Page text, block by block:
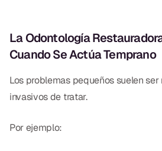
Solicitar una
La Odontología
Cuando Se Actúa Temprano
Los problemas pequeños suelen
invasivos de tratar.
Por ejemplo: